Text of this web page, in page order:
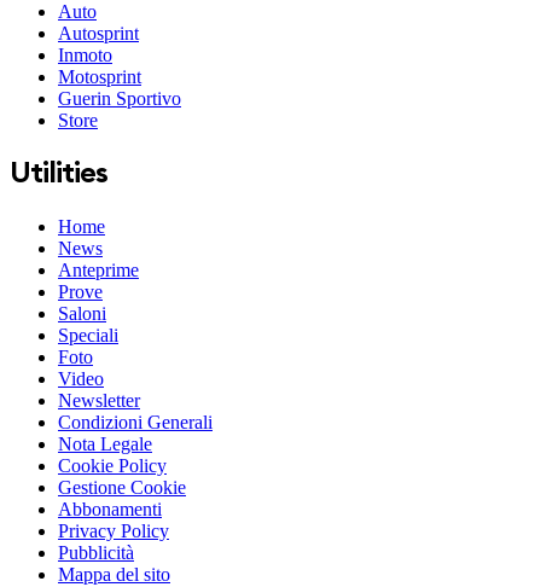
Auto
Autosprint
Inmoto
Motosprint
Guerin Sportivo
Store
Utilities
Home
News
Anteprime
Prove
Saloni
Speciali
Foto
Video
Newsletter
Condizioni Generali
Nota Legale
Cookie Policy
Gestione Cookie
Abbonamenti
Privacy Policy
Pubblicità
Mappa del sito